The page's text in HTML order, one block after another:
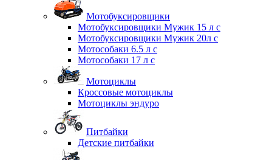
Мотобуксировщики
Мотобуксировщики Мужик 15 л с
Мотобуксировщики Мужик 20л с
Мотособаки 6.5 л с
Мотособаки 17 л с
Мотоциклы
Кроссовые мотоциклы
Мотоциклы эндуро
Питбайки
Детские питбайки